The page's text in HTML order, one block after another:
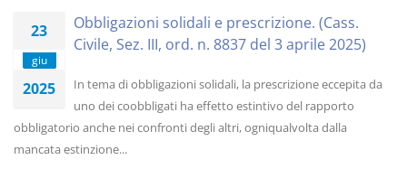
23
giu
2025
Obbligazioni solidali e prescrizione. (Cass.
Civile, Sez. III, ord. n. 8837 del 3 aprile 2025)
In tema di obbligazioni solidali, la prescrizione eccepita da
uno dei coobbligati ha effetto estintivo del rapporto
obbligatorio anche nei confronti degli altri, ogniqualvolta dalla
mancata estinzione...